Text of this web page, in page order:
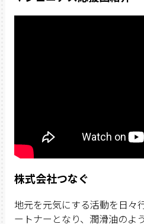
株式会社つなぐ
地元を元気にする活動を日々
ートナーとなり、潤滑油のよ